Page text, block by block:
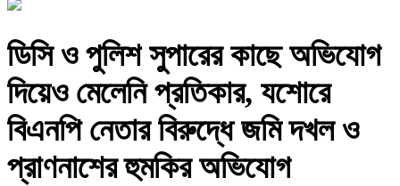
ডিসি ও পুলিশ সুপারের কাছে অভিযোগ
দিয়েও মেলেনি প্রতিকার, যশোরে
বিএনপি নেতার বিরুদ্ধে জমি দখল ও
প্রাণনাশের হুমকির অভিযোগ